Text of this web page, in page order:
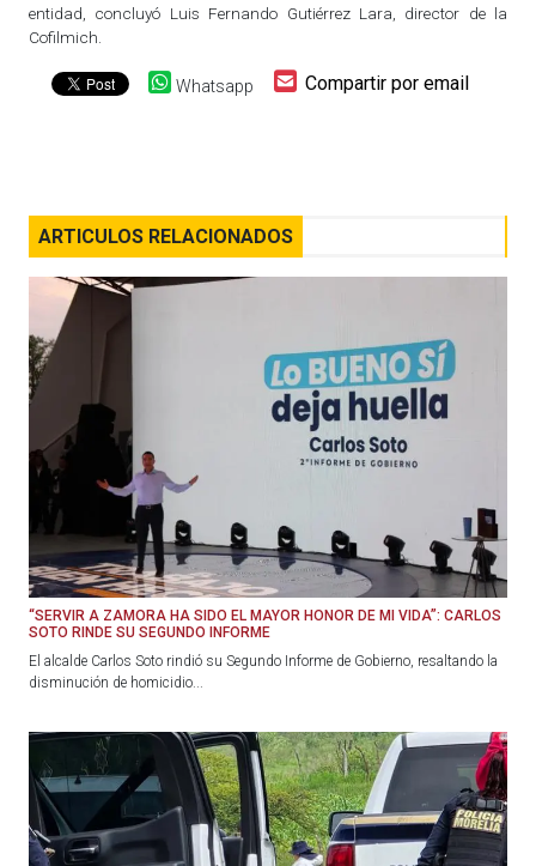
entidad, concluyó Luis Fernando Gutiérrez Lara, director de la
Cofilmich.
Whatsapp Compartir por email
ARTICULOS RELACIONADOS
“SERVIR A ZAMORA HA SIDO EL MAYOR HONOR DE MI VIDA”: CARLOS
SOTO RINDE SU SEGUNDO INFORME
El alcalde Carlos Soto rindió su Segundo Informe de Gobierno, resaltando la
disminución de homicidio...